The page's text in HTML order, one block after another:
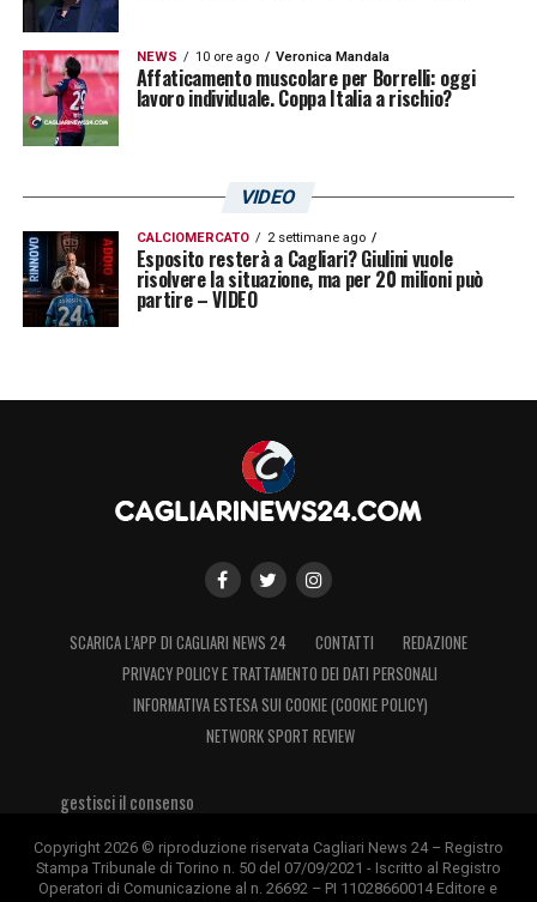
NEWS 10 ore ago Veronica Mandala
Affaticamento muscolare per Borrelli: oggi
lavoro individuale. Coppa Italia a rischio?
VIDEO
CALCIOMERCATO 2 settimane ago
Esposito resterà a Cagliari? Giulini vuole
risolvere la situazione, ma per 20 milioni può
partire – VIDEO
SCARICA L’APP DI CAGLIARI NEWS 24 CONTATTI
REDAZIONE
PRIVACY POLICY E TRATTAMENTO DEI DATI PERSONALI
INFORMATIVA ESTESA SUI COOKIE (COOKIE POLICY)
NETWORK SPORT REVIEW
gestisci il consenso
Copyright 2026 © riproduzione riservata Cagliari News 24 – Registro
Stampa Tribunale di Torino n. 50 del 07/09/2021 - Iscritto al Registro
Operatori di Comunicazione al n. 26692 – PI 11028660014 Editore e